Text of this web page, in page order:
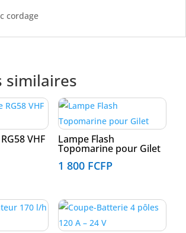
cordage
similaires
VHF Lampe Flash
Topomarine pour Gilet
1 800 FCFP